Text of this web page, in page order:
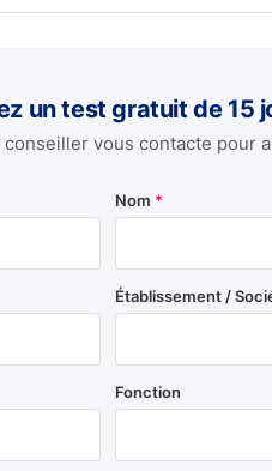
un test gratuit de 15
vous contacte pour
Nom *
Établissement /
Fonction